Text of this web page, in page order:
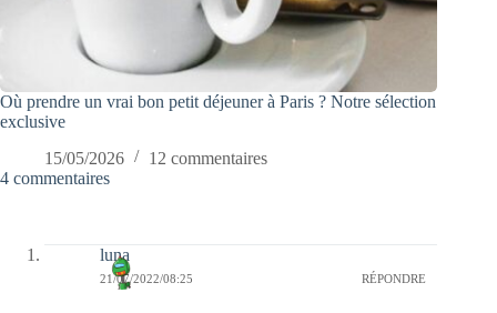
Où prendre un vrai bon petit déjeuner à Paris ? Notre sélection
exclusive
15/05/2026
12 commentaires
4 commentaires
luna
21/07/2022/08:25 RÉPONDRE